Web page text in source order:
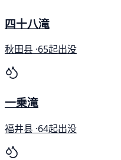
四十八滝
秋田县 ·65起出没
一乗滝
福井县 ·64起出没